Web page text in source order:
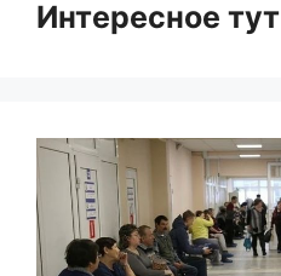
Интересное тут